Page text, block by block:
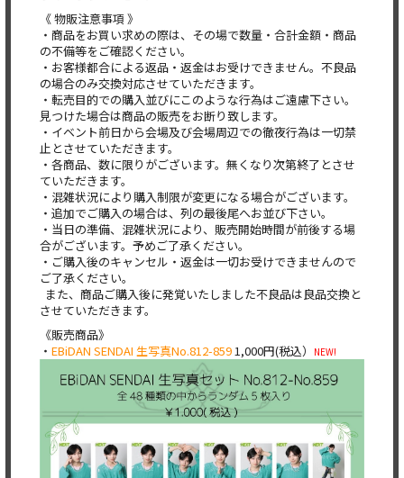
《 物販注意事項 》
・商品をお買い求めの際は、その場で数量・合計金額・商品
の不備等をご確認ください。
・お客様都合による返品・返金はお受けできません。不良品
の場合のみ交換対応させていただきます。
・転売目的での購入並びにこのような行為はご遠慮下さい。
見つけた場合は商品の販売をお断り致します。
・イベント前日から会場及び会場周辺での徹夜行為は一切禁
止とさせていただきます。
・各商品、数に限りがございます。無くなり次第終了とさせ
ていただきます。
・混雑状況により購入制限が変更になる場合がございます。
・追加でご購入の場合は、列の最後尾へお並び下さい。
・当日の準備、混雑状況により、販売開始時間が前後する場
合がございます。予めご了承ください。
・ご購入後のキャンセル・返金は一切お受けできませんので
ご了承ください。
また、商品ご購入後に発覚いたしました不良品は良品交換と
させていただきます。
《販売商品》
・ EBiDAN SENDAI 生写真No.812-8591,000円(税込） NEW!